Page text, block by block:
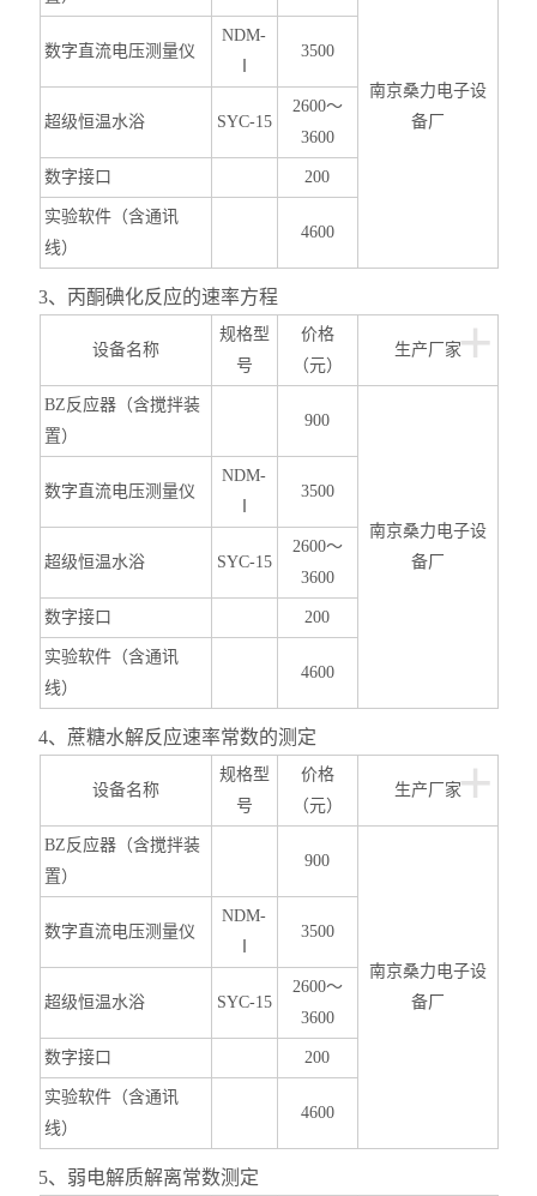
南京桑力电子设
备厂
数字直流电压测量仪
NDM-
3500
超级恒温水浴 SYC-15
2600～
3600
数字接口 200
实验软件（含通讯
线）
4600
3、丙酮碘化反应的速率方程
+
设备名称
规格型
号
价格
（元）
生产厂家
BZ反应器（含搅拌装
置）
900
南京桑力电子设
备厂
数字直流电压测量仪
NDM-
3500
超级恒温水浴 SYC-15
2600～
3600
数字接口 200
实验软件（含通讯
线）
4600
4、蔗糖水解反应速率常数的测定
+
设备名称
规格型
号
价格
（元）
生产厂家
BZ反应器（含搅拌装
置）
900
南京桑力电子设
备厂
数字直流电压测量仪
NDM-
3500
超级恒温水浴 SYC-15
2600～
3600
数字接口 200
实验软件（含通讯
线）
4600
5、弱电解质解离常数测定